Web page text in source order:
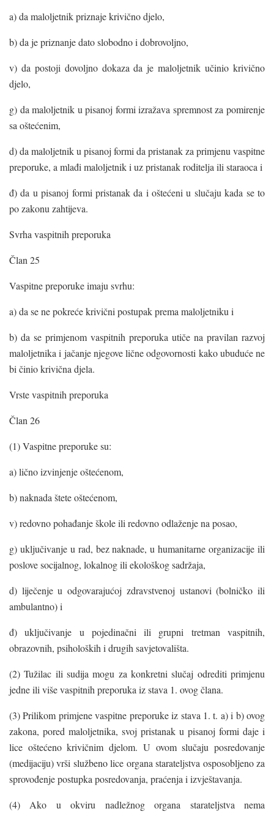
a) da maloljetnik priznaje krivično djelo,
b) da je priznanje dato slobodno i dobrovoljno,
v) da postoji dovoljno dokaza da je maloljetnik učinio krivično
djelo,
g) da maloljetnik u pisanoj formi izražava spremnost za pomirenje
sa oštećenim,
d) da maloljetnik u pisanoj formi da pristanak za primjenu vaspitne
preporuke, a mlađi maloljetnik i uz pristanak roditelja ili staraoca i
đ) da u pisanoj formi pristanak da i oštećeni u slučaju kada se to
po zakonu zahtijeva.
Svrha vaspitnih preporuka
Član 25
Vaspitne preporuke imaju svrhu:
a) da se ne pokreće krivični postupak prema maloljetniku i
b) da se primjenom vaspitnih preporuka utiče na pravilan razvoj
maloljetnika i jačanje njegove lične odgovornosti kako ubuduće ne
bi činio krivična djela.
Vrste vaspitnih preporuka
Član 26
(1) Vaspitne preporuke su:
a) lično izvinjenje oštećenom,
b) naknada štete oštećenom,
v) redovno pohađanje škole ili redovno odlaženje na posao,
g) uključivanje u rad, bez naknade, u humanitarne organizacije ili
poslove socijalnog, lokalnog ili ekološkog sadržaja,
d) liječenje u odgovarajućoj zdravstvenoj ustanovi (bolničko ili
ambulantno) i
đ) uključivanje u pojedinačni ili grupni tretman vaspitnih,
obrazovnih, psiholoških i drugih savjetovališta.
(2) Tužilac ili sudija mogu za konkretni slučaj odrediti primjenu
jedne ili više vaspitnih preporuka iz stava 1. ovog člana.
(3) Prilikom primjene vaspitne preporuke iz stava 1. t. a) i b) ovog
zakona, pored maloljetnika, svoj pristanak u pisanoj formi daje i
lice oštećeno krivičnim djelom. U ovom slučaju posredovanje
(medijaciju) vrši službeno lice organa starateljstva osposobljeno za
sprovođenje postupka posredovanja, praćenja i izvještavanja.
(4) Ako u okviru nadležnog organa starateljstva nema